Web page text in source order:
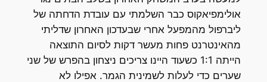
אולימפיאקוס כבר השלמתי עם עובדת הדחתה של
ליברפול מהמפעל אחרי שבעדכון האחרון שדליתי
מהאינטרנט פחות מעשר דקות לסיום התוצאה
הייתה 1:1 כשעוד היינו צריכים ניצחון בהפרש של שני
שערים כדי לעלות לשמינית הגמר. אפילו לא